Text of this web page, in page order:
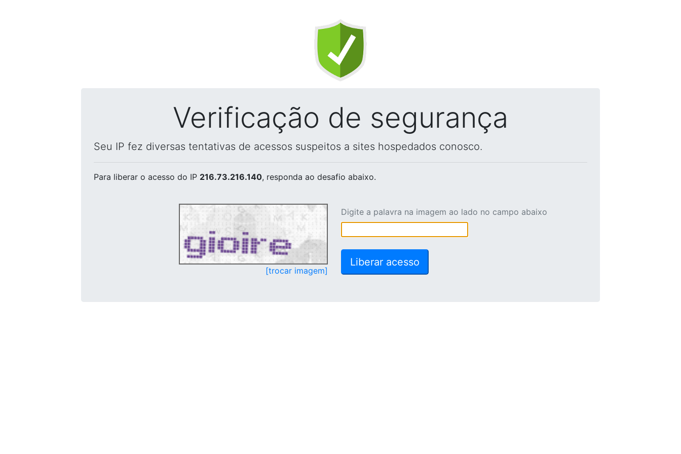
Verificação de segurança
Seu IP fez diversas tentativas de acessos suspeitos a sites hospedados conosco.
Para liberar o acesso do IP 216.73.216.140, responda ao desafio abaixo.
[trocar imagem]
Digite a palavra na imagem ao lado no campo abaixo